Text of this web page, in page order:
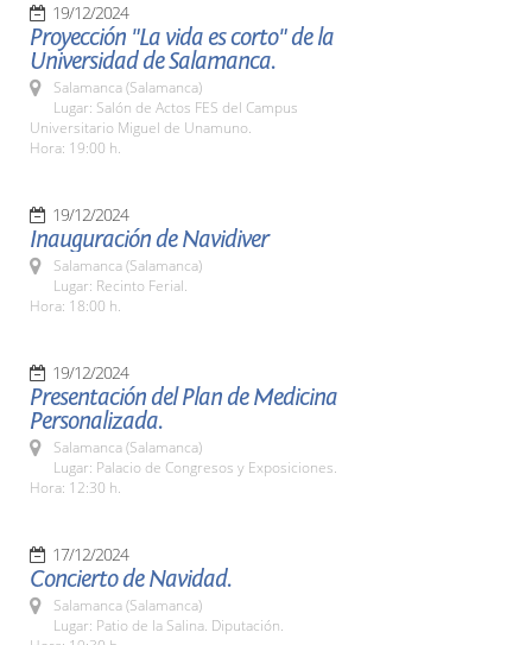
19/12/2024
Proyección "La vida es corto" de la
Universidad de Salamanca.
Salamanca (Salamanca)
Lugar: Salón de Actos FES del Campus
Universitario Miguel de Unamuno.
Hora: 19:00 h.
19/12/2024
Inauguración de Navidiver
Salamanca (Salamanca)
Lugar: Recinto Ferial.
Hora: 18:00 h.
19/12/2024
Presentación del Plan de Medicina
Personalizada.
Salamanca (Salamanca)
Lugar: Palacio de Congresos y Exposiciones.
Hora: 12:30 h.
17/12/2024
Concierto de Navidad.
Salamanca (Salamanca)
Lugar: Patio de la Salina. Diputación.